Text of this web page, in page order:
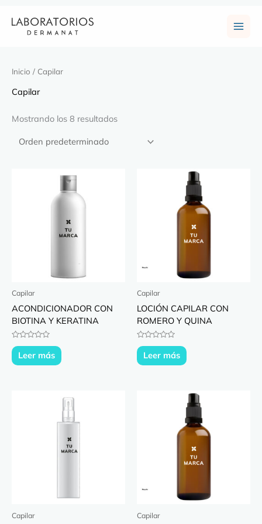
contenido
Inicio / Capilar
Capilar
Mostrando los 8 resultados
Capilar
ACONDICIONADOR CON
BIOTINA Y KERATINA
Valorado
con
0
de
Leer más
Capilar
LOCIÓN CAPILAR CON
ROMERO Y QUINA
Valorado
con
0
de
Leer más
Capilar Capilar